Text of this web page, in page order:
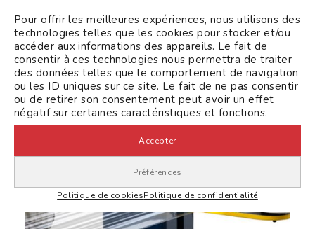
Pour offrir les meilleures expériences, nous utilisons des
technologies telles que les cookies pour stocker et/ou
accéder aux informations des appareils. Le fait de
consentir à ces technologies nous permettra de traiter
des données telles que le comportement de navigation
ou les ID uniques sur ce site. Le fait de ne pas consentir
ou de retirer son consentement peut avoir un effet
négatif sur certaines caractéristiques et fonctions.
Accepter
Préférences
Politique de cookiesPolitique de confidentialité